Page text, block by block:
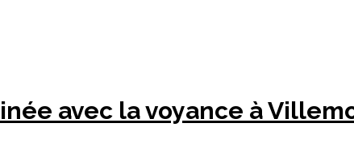
avec la voyance à